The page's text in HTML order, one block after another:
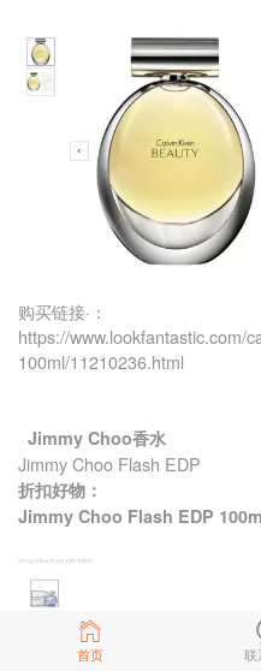
首页 联
购买链接·：
https://www.lookfantastic.com/
100ml/11210236.html
Jimmy Choo香水
Jimmy Choo Flash EDP
折扣好物：
Jimmy Choo Flash EDP